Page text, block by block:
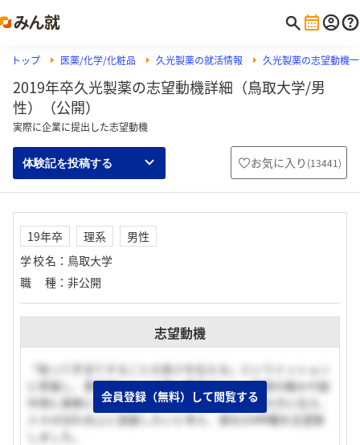
トップ 医薬/化学/化粧品 久光製薬の就活情報 久光製薬の志望動機
2019年卒久光製薬の志望動機詳細（鳥取大学/男
性）（公開）
実際に企業に提出した志望動機
体験記を投稿する お気に入り (13441)
19年卒 理系
男性
学校名 ： 鳥取大学
職種 ： 非公開
志望動機
「貼って手当てすることの良さを伝える」というミッション
に参画し、患者様にとって使い勝手がよく、患部の痛みや副
作用に柔軟に対応できる貼付剤を一人でも多くの方に伝え、
人々のQOL向上に貢献したいと考え、貴社のMR職を志望致
しました。
会員登録（無料）して閲覧する